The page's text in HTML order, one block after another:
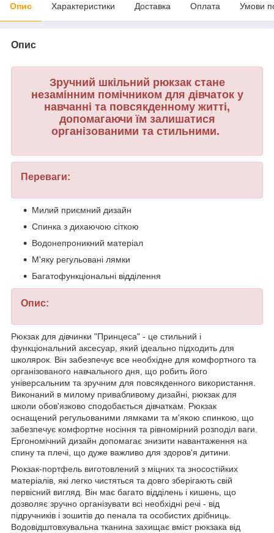
Опис Характеристики Доставка Оплата Умови
Опис
Зручний шкільний рюкзак стане
незамінним помічником для дівчаток у
навчанні та повсякденному житті,
допомагаючи їм залишатися
організованими та стильними.
Переваги:
Милий приємний дизайн
Спинка з дихаючою сіткою
Водонепроникний матеріал
М'яку регульовані лямки
Багатофункціональні відділення
Опис:
Рюкзак для дівчинки "Принцеса" - це стильний і
функціональний аксесуар, який ідеально підходить для
школярок. Він забезпечує все необхідне для комфортного та
організованого навчального дня, що робить його
універсальним та зручним для повсякденного використання.
Виконаний в милому привабливому дизайні, рюкзак для
школи обов'язково сподобається дівчаткам. Рюкзак
оснащений регульованими лямками та м'якою спинкою, що
забезпечує комфортне носіння та рівномірний розподіл ваги.
Ергономічний дизайн допомагає знизити навантаження на
спину та плечі, що дуже важливо для здоров'я дитини.
Рюкзак-портфель виготовлений з міцних та зносостійких
матеріалів, які легко чистяться та довго зберігають свій
первісний вигляд. Він має багато відділень і кишень, що
дозволяє зручно організувати всі необхідні речі - від
підручників і зошитів до пенала та особистих дрібниць.
Водовідштовхувальна тканина захищає вміст рюкзака від